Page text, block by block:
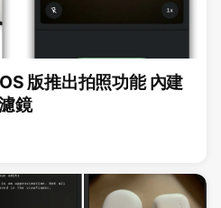
版推出拍照功能 內建
鏡